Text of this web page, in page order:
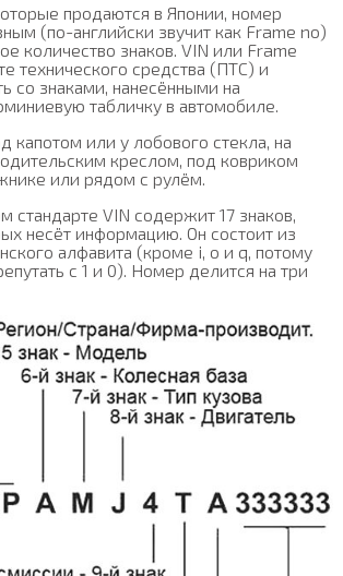
продаются в Японии, номер
(по-английски звучит как Frame no)
количество знаков. VIN или Frame
технического средства (ПТС) и
со знаками, нанесёнными на
табличку в автомобиле.
капотом или у лобового стекла, на
креслом, под ковриком
или рядом с рулём.
VIN содержит 17 знаков,
несёт информацию. Он состоит из
алфавита (кроме i, o и q, потому
с 1 и 0). Номер делится на три